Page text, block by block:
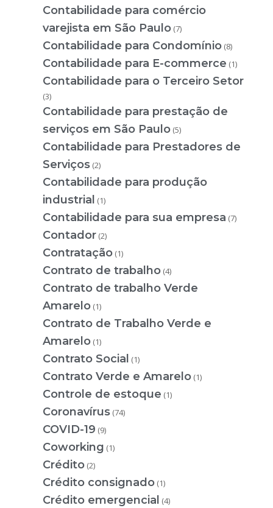
Contabilidade para comércio
varejista em São Paulo (7)
Contabilidade para Condomínio (8)
Contabilidade para E-commerce (1)
Contabilidade para o Terceiro Setor
(3)
Contabilidade para prestação de
serviços em São Paulo (5)
Contabilidade para Prestadores de
Serviços (2)
Contabilidade para produção
industrial (1)
Contabilidade para sua empresa (7)
Contador (2)
Contratação (1)
Contrato de trabalho (4)
Contrato de trabalho Verde
Amarelo (1)
Contrato de Trabalho Verde e
Amarelo (1)
Contrato Social (1)
Contrato Verde e Amarelo (1)
Controle de estoque (1)
Coronavírus (74)
COVID-19 (9)
Coworking (1)
Crédito (2)
Crédito consignado (1)
Crédito emergencial (4)